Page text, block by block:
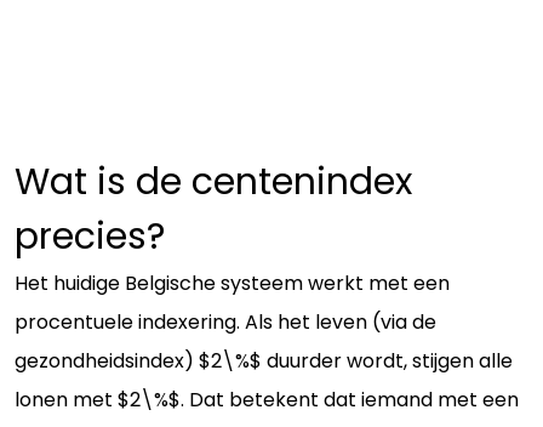
Wat is de centenindex
precies?
Het huidige Belgische systeem werkt met een
procentuele indexering. Als het leven (via de
gezondheidsindex) $2\%$ duurder wordt, stijgen alle
lonen met $2\%$. Dat betekent dat iemand met een